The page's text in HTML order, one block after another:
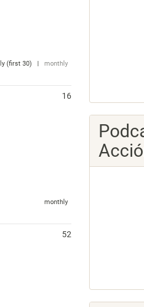
(first 30) | monthly
16
monthly
52